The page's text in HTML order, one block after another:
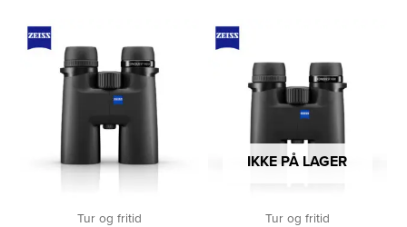
Tur og fritid
IKKE PÅ LAGER
Tur og fritid